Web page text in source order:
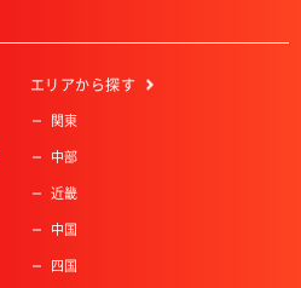
エリアから探す
関東
中部
近畿
中国
四国